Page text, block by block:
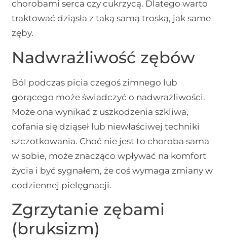
chorobami serca czy cukrzycą. Dlatego warto
traktować dziąsła z taką samą troską, jak same
zęby.
Nadwrażliwość zębów
Ból podczas picia czegoś zimnego lub
gorącego może świadczyć o nadwrażliwości.
Może ona wynikać z uszkodzenia szkliwa,
cofania się dziąseł lub niewłaściwej techniki
szczotkowania. Choć nie jest to choroba sama
w sobie, może znacząco wpływać na komfort
życia i być sygnałem, że coś wymaga zmiany w
codziennej pielęgnacji.
Zgrzytanie zębami
(bruksizm)